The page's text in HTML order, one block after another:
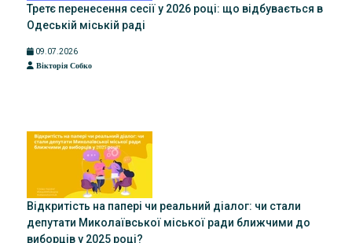
Третє перенесення сесії у 2026 році: що відбувається в
Одеській міській раді
09.07.2026
Вікторія Собко
Відкритість на папері чи реальний діалог: чи стали
депутати Миколаївської міської ради ближчими до
виборців у 2025 році?